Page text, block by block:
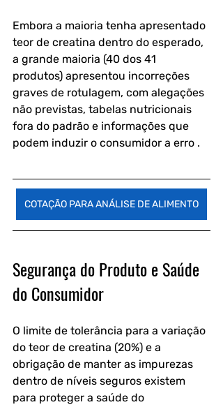
Embora a maioria tenha apresentado
teor de creatina dentro do esperado,
a grande maioria (40 dos 41
produtos) apresentou incorreções
graves de rotulagem, com alegações
não previstas, tabelas nutricionais
fora do padrão e informações que
podem induzir o consumidor a erro .
COTAÇÃO PARA ANÁLISE DE ALIMENTO
Segurança do Produto e Saúde
do Consumidor
O limite de tolerância para a variação
do teor de creatina (20%) e a
obrigação de manter as impurezas
dentro de níveis seguros existem
para proteger a saúde do